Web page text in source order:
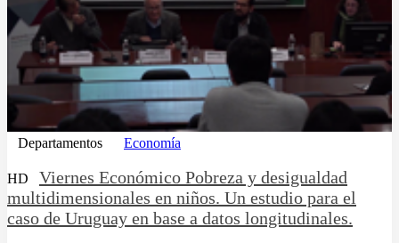
Departamentos Economía
HD
Viernes Económico Pobreza y desigualdad
multidimensionales en niños. Un estudio para el
caso de Uruguay en base a datos longitudinales.